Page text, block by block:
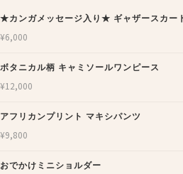
★カンガメッセージ入り★ ギャザースカー
¥6,000
ボタニカル柄 キャミソールワンピース
¥12,000
アフリカンプリント マキシパンツ
¥9,800
おでかけミニショルダー